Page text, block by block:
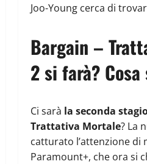
Joo-Young cerca di
Bargain –
2 si farà? Cosa
Ci sarà la seconda
Trattativa Mortale? La
catturato l’attenzione di
Paramount+, che ora si